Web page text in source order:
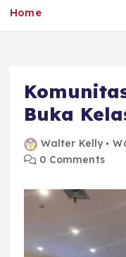
Home
Buka
Walter Kelly
0 Comments